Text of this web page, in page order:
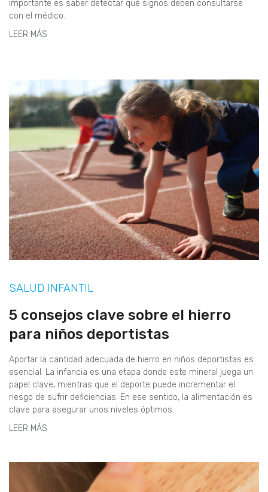
importante es saber detectar qué signos deben consultarse
con el médico.
LEER MÁS
SALUD INFANTIL
5 consejos clave sobre el hierro
para niños deportistas
Aportar la cantidad adecuada de hierro en niños deportistas es
esencial. La infancia es una etapa donde este mineral juega un
papel clave, mientras que el deporte puede incrementar el
riesgo de sufrir deficiencias. En ese sentido, la alimentación es
clave para asegurar unos niveles óptimos.
LEER MÁS